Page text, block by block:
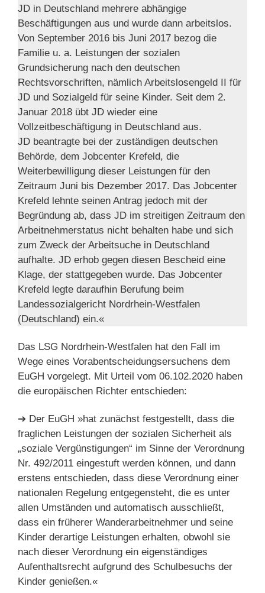
JD in Deutschland mehrere abhängige
Beschäftigungen aus und wurde dann arbeitslos.
Von September 2016 bis Juni 2017 bezog die
Familie u. a. Leistungen der sozialen
Grundsicherung nach den deutschen
Rechtsvorschriften, nämlich Arbeitslosengeld II für
JD und Sozialgeld für seine Kinder. Seit dem 2.
Januar 2018 übt JD wieder eine
Vollzeitbeschäftigung in Deutschland aus.
JD beantragte bei der zuständigen deutschen
Behörde, dem Jobcenter Krefeld, die
Weiterbewilligung dieser Leistungen für den
Zeitraum Juni bis Dezember 2017. Das Jobcenter
Krefeld lehnte seinen Antrag jedoch mit der
Begründung ab, dass JD im streitigen Zeitraum den
Arbeitnehmerstatus nicht behalten habe und sich
zum Zweck der Arbeitsuche in Deutschland
aufhalte. JD erhob gegen diesen Bescheid eine
Klage, der stattgegeben wurde. Das Jobcenter
Krefeld legte daraufhin Berufung beim
Landessozialgericht Nordrhein-Westfalen
(Deutschland) ein.«
Das LSG Nordrhein-Westfalen hat den Fall im
Wege eines Vorabentscheidungsersuchens dem
EuGH vorgelegt. Mit Urteil vom 06.102.2020 haben
die europäischen Richter entschieden:
➔ Der EuGH »hat zunächst festgestellt, dass die
fraglichen Leistungen der sozialen Sicherheit als
„soziale Vergünstigungen“ im Sinne der Verordnung
Nr. 492/2011 eingestuft werden können, und dann
erstens entschieden, dass diese Verordnung einer
nationalen Regelung entgegensteht, die es unter
allen Umständen und automatisch ausschließt,
dass ein früherer Wanderarbeitnehmer und seine
Kinder derartige Leistungen erhalten, obwohl sie
nach dieser Verordnung ein eigenständiges
Aufenthaltsrecht aufgrund des Schulbesuchs der
Kinder genießen.«